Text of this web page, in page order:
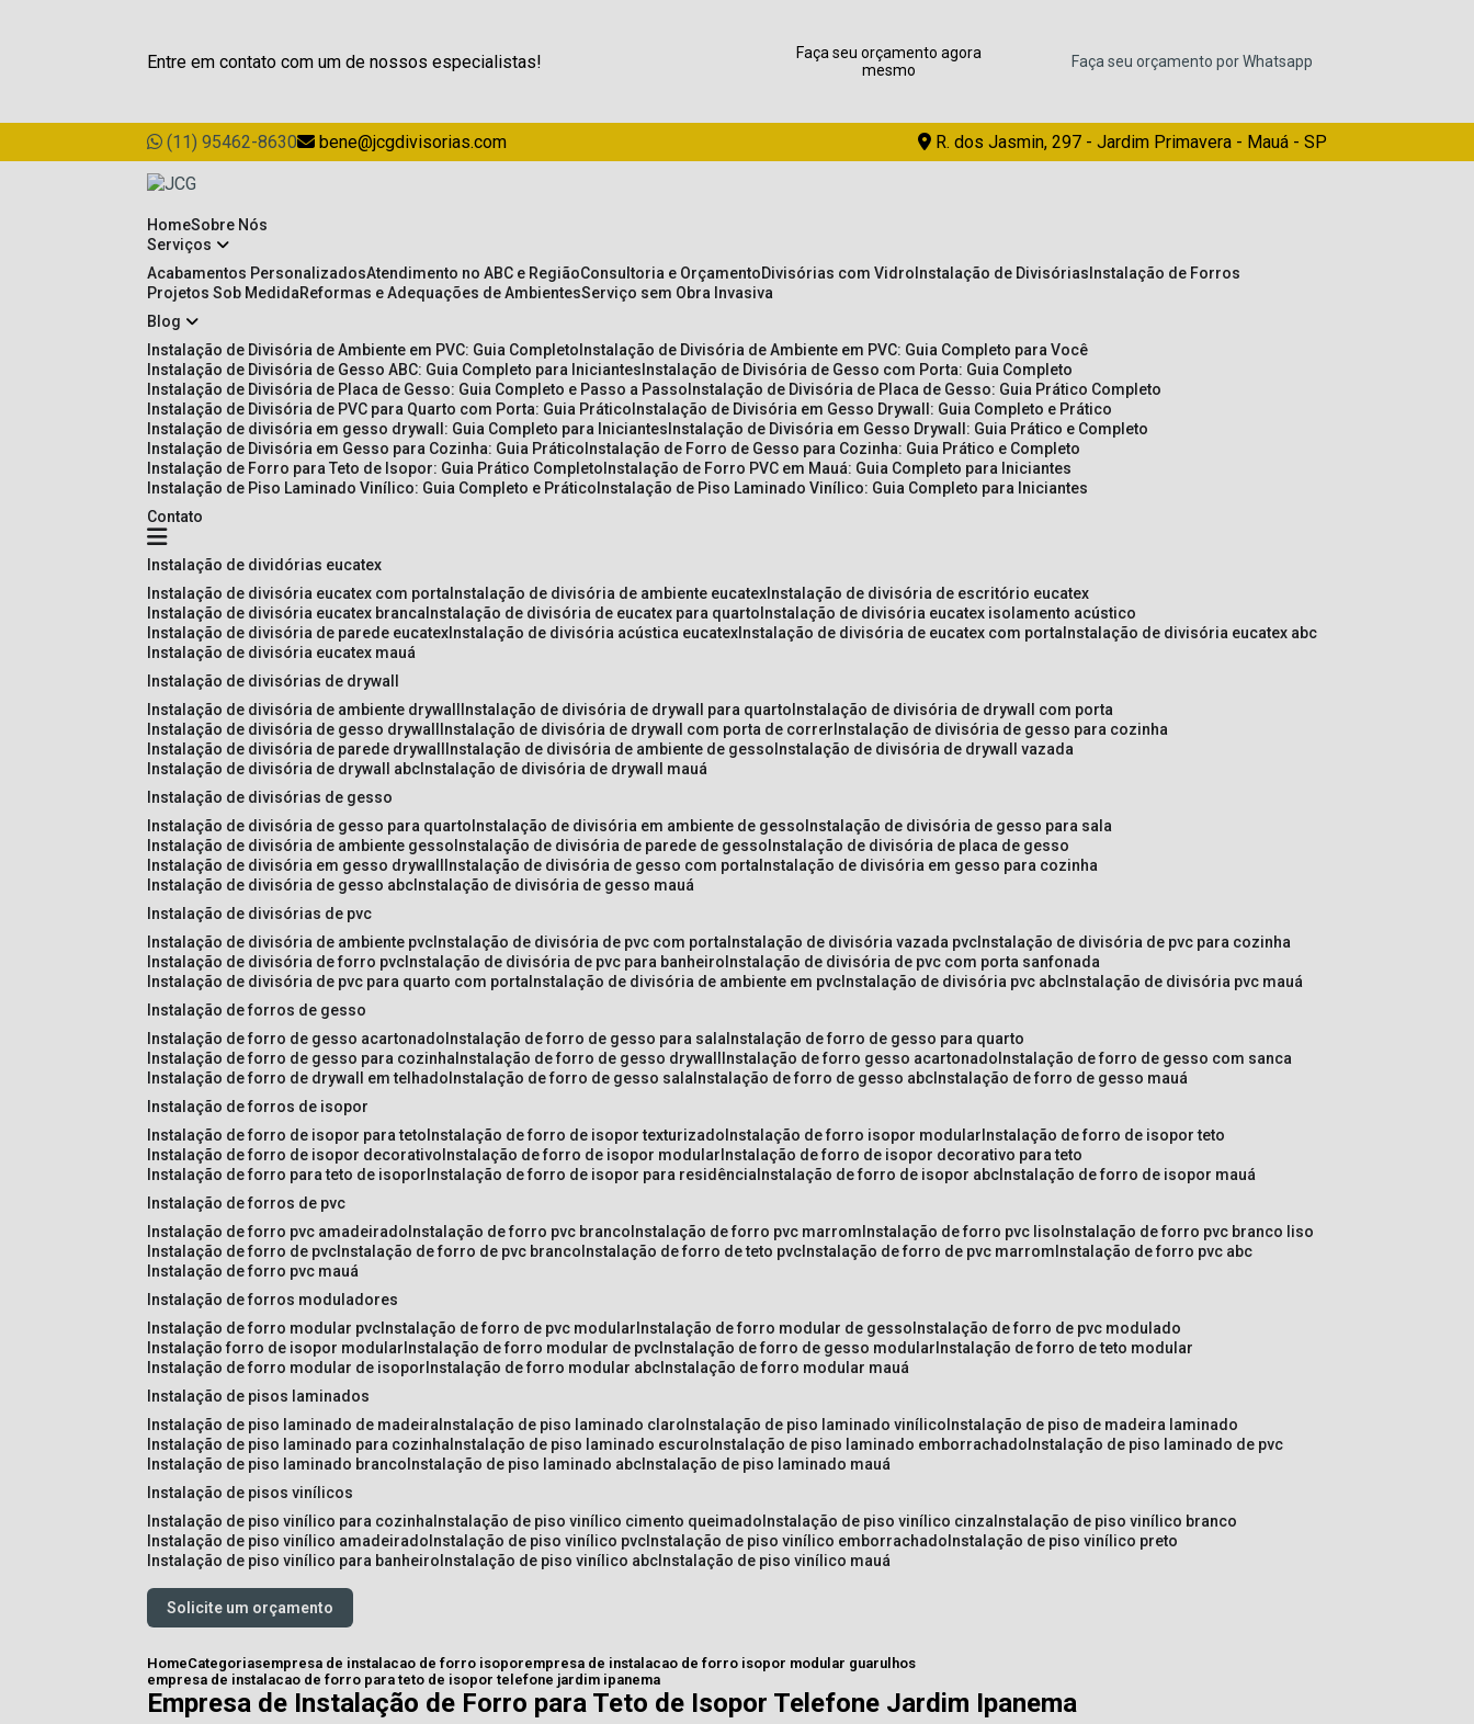
Entre em contato com um de nossos especialistas!
Faça seu orçamento agora
mesmo
Faça seu orçamento por Whatsapp
(11) 95462-8630 bene@jcgdivisorias.com R. dos Jasmin, 297 - Jardim Primavera - Mauá - SP
Home Sobre Nós
Serviços
Acabamentos Personalizados Atendimento no ABC e Região Consultoria e Orçamento Divisórias com Vidro Instalação de Divisórias Instalação de Forros
Projetos Sob Medida
Reformas e Adequações de Ambientes Serviço sem Obra Invasiva
Blog
Instalação de Divisória de Ambiente em PVC: Guia Completo Instalação de Divisória de Ambiente em PVC: Guia Completo para Você
Instalação de Divisória de Gesso ABC: Guia Completo para Iniciantes Instalação de Divisória de Gesso com Porta: Guia Completo
Instalação de Divisória de Placa de Gesso: Guia Completo e Passo a Passo Instalação de Divisória de Placa de Gesso: Guia Prático Completo
Instalação de Divisória de PVC para Quarto com Porta: Guia Prático Instalação de Divisória em Gesso Drywall: Guia Completo e Prático
Instalação de divisória em gesso drywall: Guia Completo para Iniciantes Instalação de Divisória em Gesso Drywall: Guia Prático e Completo
Instalação de Divisória em Gesso para Cozinha: Guia Prático Instalação de Forro de Gesso para Cozinha: Guia Prático e Completo
Instalação de Forro para Teto de Isopor: Guia Prático Completo Instalação de Forro PVC em Mauá: Guia Completo para Iniciantes
Instalação de Piso Laminado Vinílico: Guia Completo e Prático Instalação de Piso Laminado Vinílico: Guia Completo para Iniciantes
Contato
instalação de dividórias eucatex
instalação de divisória eucatex com porta instalação de divisória de ambiente eucatex instalação de divisória de escritório eucatex
instalação de divisória eucatex branca instalação de divisória de eucatex para quarto instalação de divisória eucatex isolamento acústico
instalação de divisória de parede eucatex instalação de divisória acústica eucatex instalação de divisória de eucatex com porta instalação de divisória eucatex abc
instalação de divisória eucatex mauá
instalação de divisórias de drywall
instalação de divisória de ambiente drywall
instalação de divisória de drywall para quarto instalação de divisória de drywall com porta
instalação de divisória de gesso drywall
instalação de divisória de drywall com porta de correr instalação de divisória de gesso para cozinha
instalação de divisória de parede drywall
instalação de divisória de ambiente de gesso instalação de divisória de drywall vazada
instalação de divisória de drywall abc instalação de divisória de drywall mauá
instalação de divisórias de gesso
instalação de divisória de gesso para quarto instalação de divisória em ambiente de gesso instalação de divisória de gesso para sala
instalação de divisória de ambiente gesso instalação de divisória de parede de gesso instalação de divisória de placa de gesso
instalação de divisória em gesso drywall
instalação de divisória de gesso com porta instalação de divisória em gesso para cozinha
instalação de divisória de gesso abc instalação de divisória de gesso mauá
instalação de divisórias de pvc
instalação de divisória de ambiente pvc instalação de divisória de pvc com porta instalação de divisória vazada pvc instalação de divisória de pvc para cozinha
instalação de divisória de forro pvc instalação de divisória de pvc para banheiro instalação de divisória de pvc com porta sanfonada
instalação de divisória de pvc para quarto com porta instalação de divisória de ambiente em pvc instalação de divisória pvc abc instalação de divisória pvc mauá
instalação de forros de gesso
instalação de forro de gesso acartonado instalação de forro de gesso para sala instalação de forro de gesso para quarto
instalação de forro de gesso para cozinha instalação de forro de gesso drywall instalação de forro gesso acartonado instalação de forro de gesso com sanca
instalação de forro de drywall em telhado instalação de forro de gesso sala instalação de forro de gesso abc instalação de forro de gesso mauá
instalação de forros de isopor
instalação de forro de isopor para teto instalação de forro de isopor texturizado instalação de forro isopor modular instalação de forro de isopor teto
instalação de forro de isopor decorativo instalação de forro de isopor modular instalação de forro de isopor decorativo para teto
instalação de forro para teto de isopor instalação de forro de isopor para residência instalação de forro de isopor abc instalação de forro de isopor mauá
instalação de forros de pvc
instalação de forro pvc amadeirado instalação de forro pvc branco instalação de forro pvc marrom instalação de forro pvc liso instalação de forro pvc branco liso
instalação de forro de pvc instalação de forro de pvc branco instalação de forro de teto pvc instalação de forro de pvc marrom instalação de forro pvc abc
instalação de forro pvc mauá
instalação de forros moduladores
instalação de forro modular pvc instalação de forro de pvc modular instalação de forro modular de gesso instalação de forro de pvc modulado
instalação forro de isopor modular instalação de forro modular de pvc instalação de forro de gesso modular instalação de forro de teto modular
instalação de forro modular de isopor instalação de forro modular abc instalação de forro modular mauá
instalação de pisos laminados
instalação de piso laminado de madeira instalação de piso laminado claro instalação de piso laminado vinílico instalação de piso de madeira laminado
instalação de piso laminado para cozinha instalação de piso laminado escuro instalação de piso laminado emborrachado instalação de piso laminado de pvc
instalação de piso laminado branco instalação de piso laminado abc instalação de piso laminado mauá
instalação de pisos vinílicos
instalação de piso vinílico para cozinha instalação de piso vinílico cimento queimado instalação de piso vinílico cinza instalação de piso vinílico branco
instalação de piso vinílico amadeirado instalação de piso vinílico pvc instalação de piso vinílico emborrachado instalação de piso vinílico preto
instalação de piso vinílico para banheiro instalação de piso vinílico abc instalação de piso vinílico mauá
Solicite um orçamento
HomeCategoriasempresa de instalacao de forro isoporempresa de instalacao de forro isopor modular guarulhos
empresa de instalacao de forro para teto de isopor telefone jardim ipanema
Empresa de Instalação de Forro para Teto de Isopor Telefone Jardim Ipanema